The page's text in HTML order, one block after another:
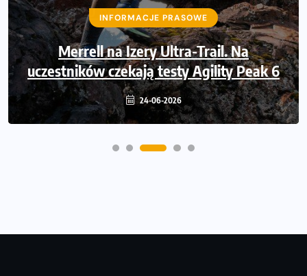
INFORMACJE PRASOWE
Merrell na Izery Ultra-Trail. Na
uczestników czekają testy Agility Peak 6
24-06-2026
43 000 powodów, by powiedzieć
dziękuję. Dołącz Poland Business Run i
pobiegnij po wsparcie dla osób z
niepełnosprawnością ruchową
14-06-2026